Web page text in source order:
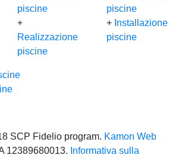
piscine
+
Realizzazione
piscine
piscine
+ Installazione
piscine
SCP Fidelio program. Kamon Web
12389680013. Informativa sulla